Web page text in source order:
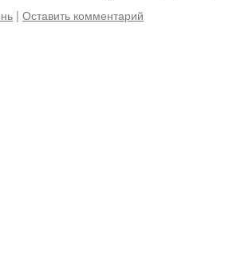
| Оставить комментарий